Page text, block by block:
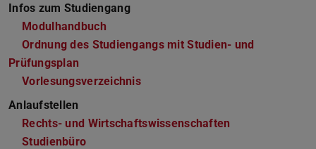
Infos zum Studiengang
Modulhandbuch
Ordnung des Studiengangs mit Studien- und
Prüfungsplan
Vorlesungsverzeichnis
Anlaufstellen
Rechts- und Wirtschaftswissenschaften
Studienbüro